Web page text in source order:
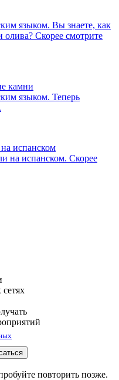
языком. Вы знаете, как
олива? Скорее смотрите
камни
языком. Теперь
испанском
на испанском. Скорее
повторить позже.